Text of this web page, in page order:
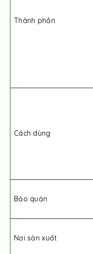
Thành phần
Cách dùng
Bảo quản
Nơi sản xuất